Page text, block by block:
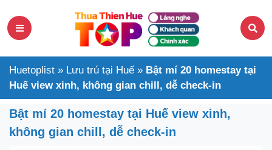
Huetoplist » Lưu trú tại Huế » Bật mí 20 homestay tại
Huế view xinh, không gian chill, dễ check-in
Bật mí 20 homestay tại Huế view xinh,
không gian chill, dễ check-in